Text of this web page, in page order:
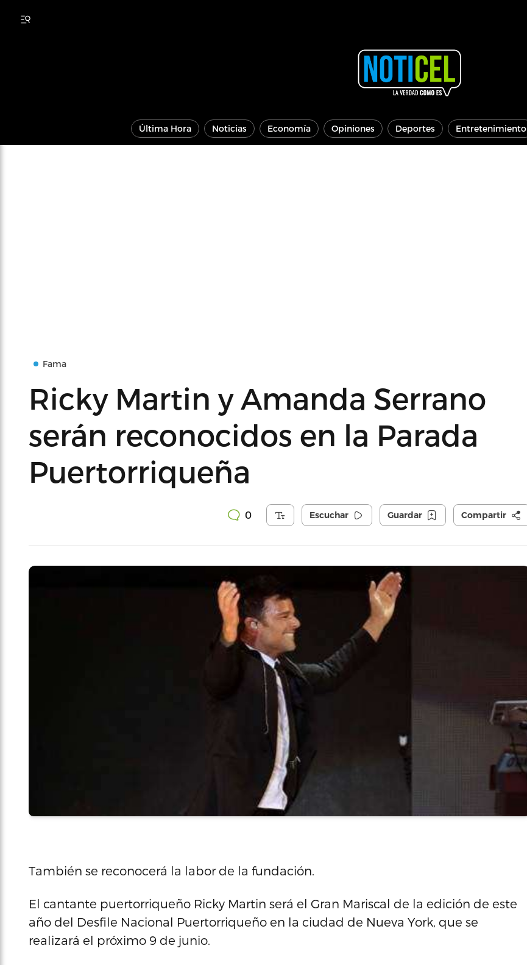
Última Hora Noticias Economía Opiniones Deportes Entretenimiento
Fama
Ricky Martin y Amanda Serrano
serán reconocidos en la Parada
Puertorriqueña
0 Escuchar Guardar Compartir
También se reconocerá la labor de la fundación.
El cantante puertorriqueño Ricky Martin será el Gran Mariscal de la edición de este
año del Desfile Nacional Puertorriqueño en la ciudad de Nueva York, que se
realizará el próximo 9 de junio.